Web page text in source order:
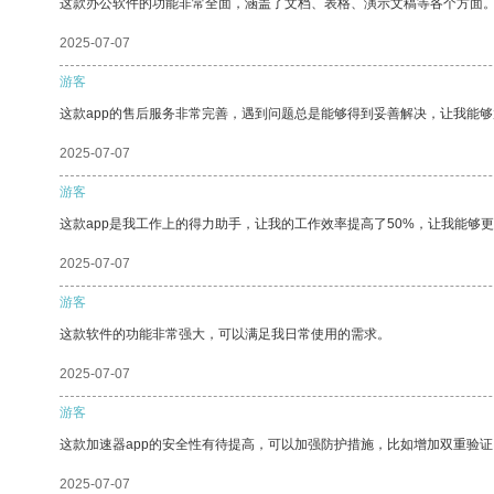
这款办公软件的功能非常全面，涵盖了文档、表格、演示文稿等各个方面
2025-07-07
游客
这款app的售后服务非常完善，遇到问题总是能够得到妥善解决，让我能
2025-07-07
游客
这款app是我工作上的得力助手，让我的工作效率提高了50%，让我能够
2025-07-07
游客
这款软件的功能非常强大，可以满足我日常使用的需求。
2025-07-07
游客
这款加速器app的安全性有待提高，可以加强防护措施，比如增加双重验
2025-07-07